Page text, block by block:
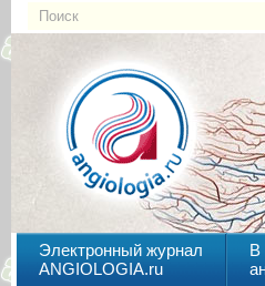
Электронный журнал
ANGIOLOGIA.ru
В